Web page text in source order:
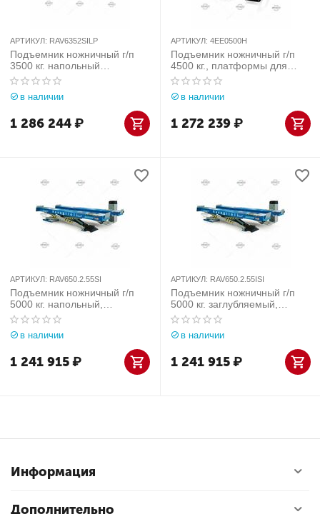
АРТИКУЛ: RAV6352SILP
Подъемник ножничный г/п
3500 кг. напольный
низкопрофильный,
платформы для сход-
развала, с подъем. второго
уровня Ravaglioli (Италия)
арт. RAV6352SILP
в наличии
1 286 244₽
АРТИКУЛ: 4EE0500H
Подъемник ножничный г/п
4500 кг., платформы для
сход-развала. Velyen
(Испания) арт. 4EE0500H
в наличии
1 272 239₽
АРТИКУЛ: RAV650.2.55SI
Подъемник ножничный г/п
5000 кг. напольный,
платформы для сход-
развала, с подъем. второго
уровня Ravaglioli (Италия)
в наличии
1 241 915₽
АРТИКУЛ: RAV650.2.55ISI
Подъемник ножничный г/п
5000 кг. заглубляемый,
платформы для сход-
развала, с подъем. второго
уровня Ravaglioli (Италия)
в наличии
1 241 915₽
Информация
Дополнительно